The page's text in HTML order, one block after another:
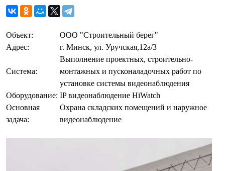
Объект:
ООО "Строительный берег"
Адрес:
г. Минск, ул. Уручская,12а/3
Система:
Выполнение проектных, строительно-
монтажных и пусконаладочных работ по
установке системы видеонаблюдения
Оборудование: IP видеонаблюдение HiWatch
Основная
задача:
Охрана складских помещений и наружное
видеонаблюдение